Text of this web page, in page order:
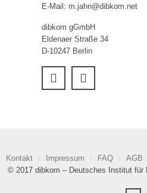
E-Mail: m.jahn@dibkom.net
dibkom gGmbH
Eldenaer Straße 34
D-10247 Berlin
Kontakt Impressum FAQ AGB
© 2017 dibkom – Deutsches Institut für